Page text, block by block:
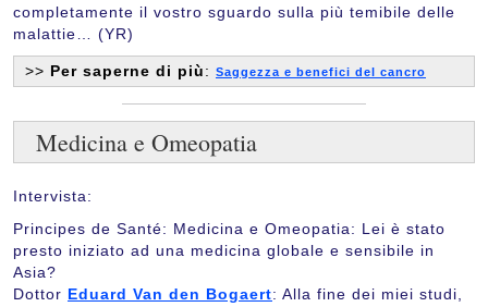
completamente il vostro sguardo sulla più temibile delle
malattie… (YR)
>> Per saperne di più: Saggezza e benefici del cancro
Medicina e Omeopatia
Intervista:
Principes de Santé: Medicina e Omeopatia: Lei è stato
presto iniziato ad una medicina globale e sensibile in
Asia?
Dottor Eduard Van den Bogaert: Alla fine dei miei studi,